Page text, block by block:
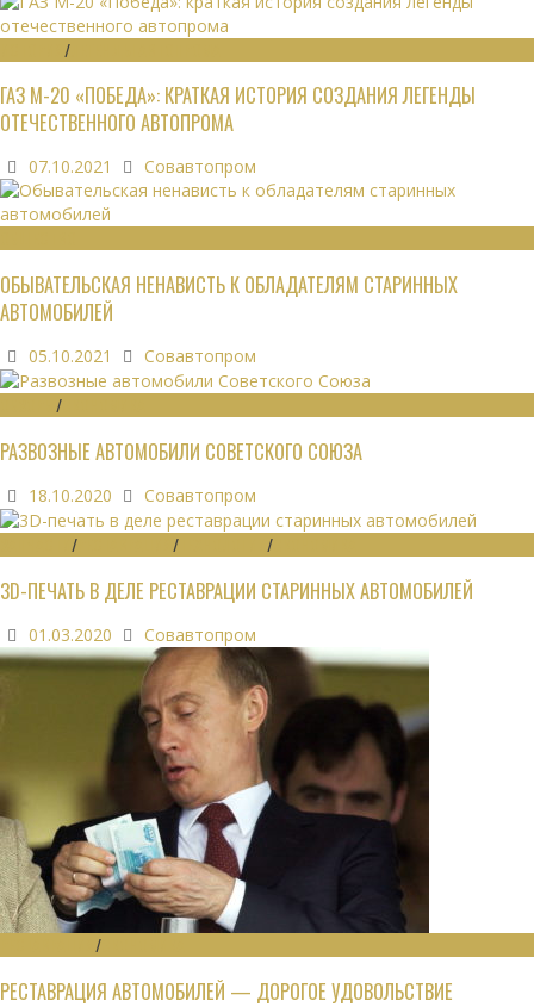
/
ГАЗ М-20 «ПОБЕДА»: КРАТКАЯ ИСТОРИЯ СОЗДАНИЯ ЛЕГЕНДЫ
ОТЕЧЕСТВЕННОГО АВТОПРОМА
07.10.2021 Совавтопром
ОБЫВАТЕЛЬСКАЯ НЕНАВИСТЬ К ОБЛАДАТЕЛЯМ СТАРИННЫХ
АВТОМОБИЛЕЙ
05.10.2021 Совавтопром
/
РАЗВОЗНЫЕ АВТОМОБИЛИ СОВЕТСКОГО СОЮЗА
18.10.2020 Совавтопром
/ / /
3D-ПЕЧАТЬ В ДЕЛЕ РЕСТАВРАЦИИ СТАРИННЫХ АВТОМОБИЛЕЙ
01.03.2020 Совавтопром
/
РЕСТАВРАЦИЯ АВТОМОБИЛЕЙ — ДОРОГОЕ УДОВОЛЬСТВИЕ